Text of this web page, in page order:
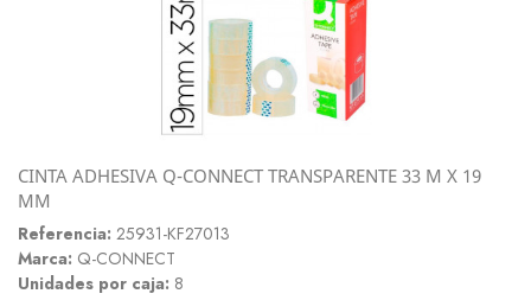
CINTA ADHESIVA Q-CONNECT TRANSPARENTE 33 M X 19
MM
Referencia: 25931-KF27013
Marca: Q-CONNECT
Unidades por caja: 8